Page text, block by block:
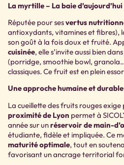
La myrtille – La baie d’aujourd’hui
Réputée pour sesvertus
antioxydants, vitamines et fibres),
son goût à la fois doux et fruité.
cuisinée, elle s’invite aussi bien
(porridge, smoothie bowl,
classiques. Ce fruit est en plein
Une approche humaine et durable
La cueillette des fruits rouges exige
proximité de Lyon permet à
année sur unréservoir de main-
étudiante, fidèle et impliquée. Ce
maturité optimale, tout en
favorisant un ancrage territorial